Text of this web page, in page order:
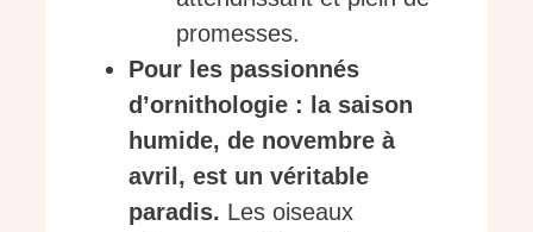
promesses.
Pour les passionnés
d’ornithologie : la saison
humide, de novembre à
avril, est un véritable
paradis. Les oiseaux